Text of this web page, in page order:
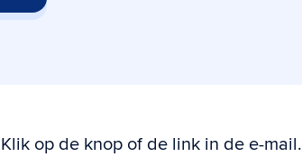
Klik op de knop of de link in de e-mail.